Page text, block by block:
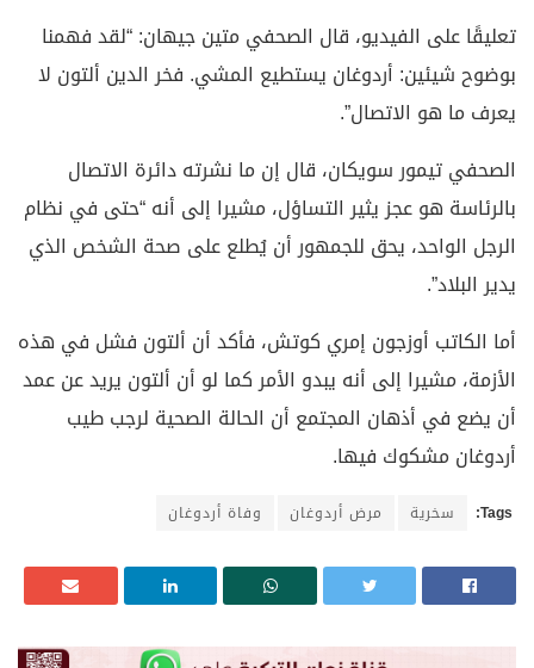
تعليقًا على الفيديو، قال الصحفي متين جيهان: “لقد فهمنا
بوضوح شيئين: أردوغان يستطيع المشي. فخر الدين ألتون لا
يعرف ما هو الاتصال”.
الصحفي تيمور سويكان، قال إن ما نشرته دائرة الاتصال
بالرئاسة هو عجز يثير التساؤل، مشيرا إلى أنه “حتى في نظام
الرجل الواحد، يحق للجمهور أن يُطلع على صحة الشخص الذي
يدير البلاد”.
أما الكاتب أوزجون إمري كوتش، فأكد أن ألتون فشل في هذه
الأزمة، مشيرا إلى أنه يبدو الأمر كما لو أن ألتون يريد عن عمد
أن يضع في أذهان المجتمع أن الحالة الصحية لرجب طيب
أردوغان مشكوك فيها.
Tags: سخرية مرض أردوغان وفاة أردوغان